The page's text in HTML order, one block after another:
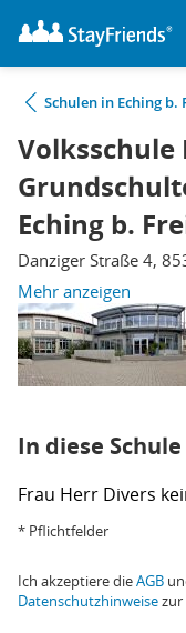
Schulen in Eching b.
Volksschule
Eching b.
Danziger Straße 4,
Mehr anzeigen
In diese
Frau Herr Divers
* Pflichtfelder
Ich akzeptiere dieAGB
Datenschutzhinweisezur